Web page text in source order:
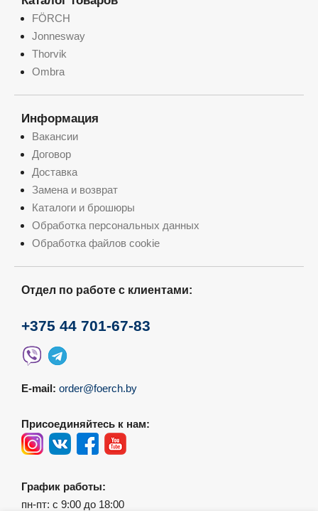
FÖRCH
Jonnesway
Thorvik
Ombra
Информация
Вакансии
Договор
Доставка
Замена и возврат
Каталоги и брошюры
Обработка персональных данных
Обработка файлов cookie
Отдел по работе с клиентами:
+375 44 701-67-83
E-mail: order@foerch.by
Присоединяйтесь к нам:
График работы:
пн-пт: с 9:00 до 18:00